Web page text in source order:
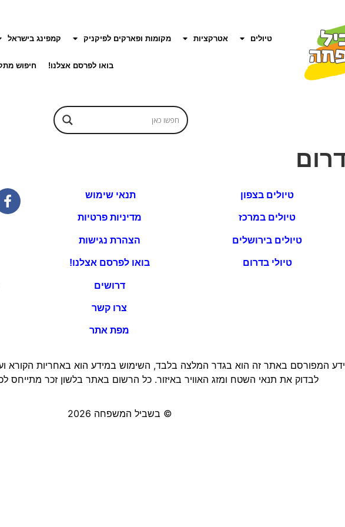
טיולים אטרקציות מקומות ופארקים לפיקניק קמפינג בישראל
בואו לפרסם אצלנו! חיפוש
טיולים בצפון
טיולים במרכז
טיולים בירושלים
טיולי בדרום
תנאי שימוש
מדיניות פרטיות
הצהרת נגישות
בואו לפרסם אצלנו!
דרושים
צרו קשר
מפת אתר
המפורסם באתר זה הוא בגדר המלצה בלבד, השימוש במידע הוא באחריות הקורא
לבדוק את תנאי השטח ומזג האוויר באיזור. כל הרשום באתר בלשון זכר מתייחס
© בשביל המשפחה 2026